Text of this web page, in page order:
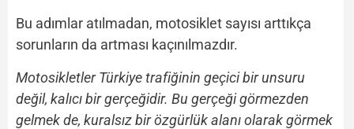
Bu adımlar atılmadan, motosiklet sayısı arttıkça
sorunların da artması kaçınılmazdır.
Motosikletler Türkiye trafiğinin geçici bir unsuru
değil, kalıcı bir gerçeğidir. Bu gerçeği görmezden
gelmek de, kuralsız bir özgürlük alanı olarak görmek